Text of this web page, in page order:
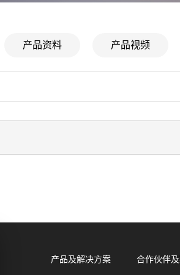
产品资料 产品视频
产品及解决方案 合作伙伴及